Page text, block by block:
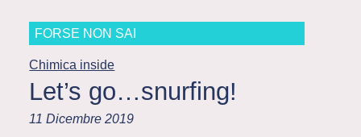
FORSE NON SAI
Chimica inside
Let’s go…snurfing!
11 Dicembre 2019